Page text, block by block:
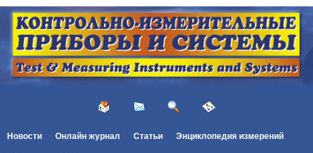
Новости Онлайн журнал Статьи Энциклопедия измерений